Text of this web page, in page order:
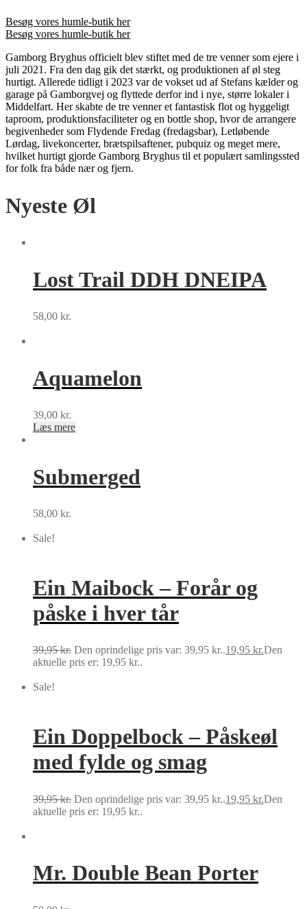
Besøg vores humle-butik her
Besøg vores humle-butik her
Gamborg Bryghus officielt blev stiftet med de tre venner som ejere i
juli 2021. Fra den dag gik det stærkt, og produktionen af øl steg
hurtigt. Allerede tidligt i 2023 var de vokset ud af Stefans kælder og
garage på Gamborgvej og flyttede derfor ind i nye, større lokaler i
Middelfart. Her skabte de tre venner et fantastisk flot og hyggeligt
taproom, produktionsfaciliteter og en bottle shop, hvor de arrangere
begivenheder som Flydende Fredag (fredagsbar), Letløbende
Lørdag, livekoncerter, brætspilsaftener, pubquiz og meget mere,
hvilket hurtigt gjorde Gamborg Bryghus til et populært samlingssted
for folk fra både nær og fjern.
Nyeste Øl
Lost Trail DDH DNEIPA
58,00 kr.
Aquamelon
39,00 kr.
Læs mere
Submerged
58,00 kr.
Sale!
Ein Maibock – Forår og
påske i hver tår
39,95kr. Den oprindelige pris var: 39,95 kr..19,95 kr.Den
aktuelle pris er: 19,95 kr..
Sale!
Ein Doppelbock – Påskeøl
med fylde og smag
39,95kr. Den oprindelige pris var: 39,95 kr..19,95 kr.Den
aktuelle pris er: 19,95 kr..
Mr. Double Bean Porter